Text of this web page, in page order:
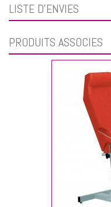
LISTE D'ENVIES
PRODUITS ASSOCIÉS